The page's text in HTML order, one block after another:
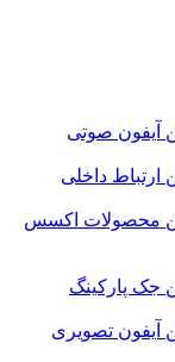
آیفون صوتی
ارتباط داخلی
محصولات اکسس
جک پارکینگ
آیفون تصویری